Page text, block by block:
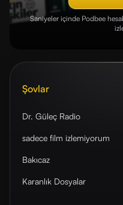
Saniyeler içinde Podbee
Şovlar
Dr. Güleç Radio
sadece film izlemiyorum
Bakıcaz
Karanlık Dosyalar